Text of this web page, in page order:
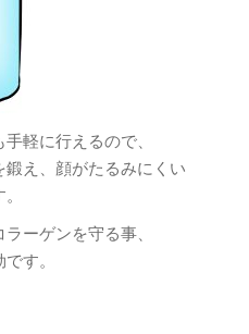
軽に行えるので、
え、顔がたるみにくい
ーゲンを守る事、
す。